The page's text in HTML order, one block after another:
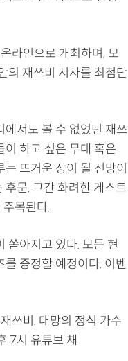
라인으로 개최하며, 모
의 재쓰비 서사를 최첨단
서도 볼 수 없었던 재쓰
이 하고 싶은 무대 혹은
뜨거운 장이 될 전망이
문. 그간 화려한 게스트
목된다.
쏟아지고 있다. 모든 현
를 증정할 예정이다. 이벤
쓰비. 대망의 정식 가수
7시 유튜브 채